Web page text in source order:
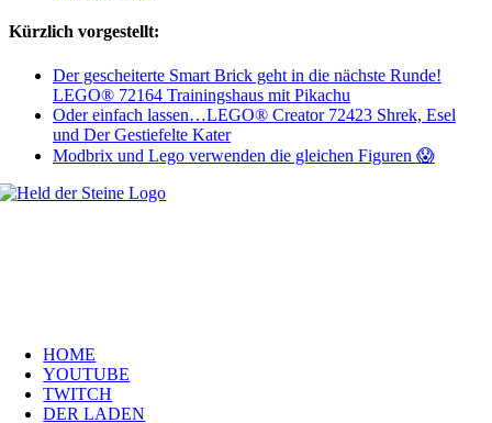
Kürzlich vorgestellt:
Der gescheiterte Smart Brick geht in die nächste Runde!
LEGO® 72164 Trainingshaus mit Pikachu
Oder einfach lassen…LEGO® Creator 72423 Shrek, Esel
und Der Gestiefelte Kater
Modbrix und Lego verwenden die gleichen Figuren 😱
HOME
YOUTUBE
TWITCH
DER LADEN